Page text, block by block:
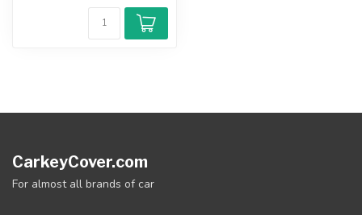
CarkeyCover.com
For almost all brands of car